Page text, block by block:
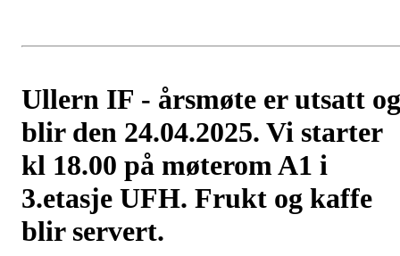
Ullern IF - årsmøte er utsatt og
blir den 24.04.2025. Vi starter
kl 18.00 på møterom A1 i
3.etasje UFH. Frukt og kaffe
blir servert.